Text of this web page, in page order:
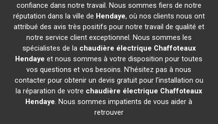
confiance dans notre travail. Nous sommes fiers de notre
réputation dans la ville de Hendaye, où nos clients nous ont
attribué des avis très positifs pour notre travail de qualité et
notre service client exceptionnel. Nous sommes les
spécialistes de la chaudière électrique Chaffoteaux
Hendaye et nous sommes à votre disposition pour toutes
vos questions et vos besoins. N'hésitez pas à nous
contacter pour obtenir un devis gratuit pour l'installation ou
la réparation de votre chaudière électrique Chaffoteaux
Hendaye. Nous sommes impatients de vous aider à
retrouver